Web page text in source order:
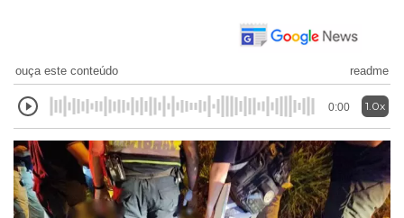
ouça este conteúdo readme
0:00 1.0x